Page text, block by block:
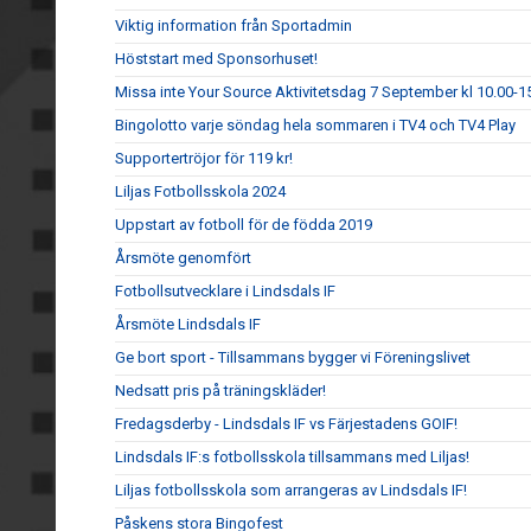
Viktig information från Sportadmin
Höststart med Sponsorhuset!
Missa inte Your Source Aktivitetsdag 7 September kl 10.00-
Bingolotto varje söndag hela sommaren i TV4 och TV4 Play
Supportertröjor för 119 kr!
Liljas Fotbollsskola 2024
Uppstart av fotboll för de födda 2019
Årsmöte genomfört
Fotbollsutvecklare i Lindsdals IF
Årsmöte Lindsdals IF
Ge bort sport - Tillsammans bygger vi Föreningslivet
Nedsatt pris på träningskläder!
Fredagsderby - Lindsdals IF vs Färjestadens GOIF!
Lindsdals IF:s fotbollsskola tillsammans med Liljas!
Liljas fotbollsskola som arrangeras av Lindsdals IF!
Påskens stora Bingofest